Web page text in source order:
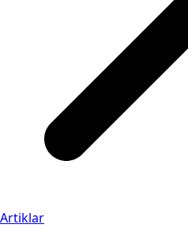
Artiklar